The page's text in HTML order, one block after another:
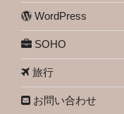
WordPress
SOHO
旅行
お問い合わせ